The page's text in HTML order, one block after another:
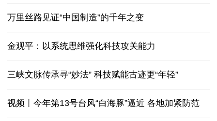
万里丝路见证“中国制造”的千年之变
金观平：以系统思维强化科技攻关能力
三峡文脉传承寻“妙法” 科技赋能古迹更“年轻”
视频丨今年第13号台风“白海豚”逼近 各地加紧防范